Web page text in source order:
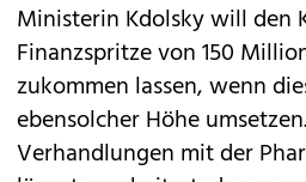
Ministerin Kdolsky will den
Finanzspritze von 150
zukommen lassen, wenn
ebensolcher Höhe
Verhandlungen mit der